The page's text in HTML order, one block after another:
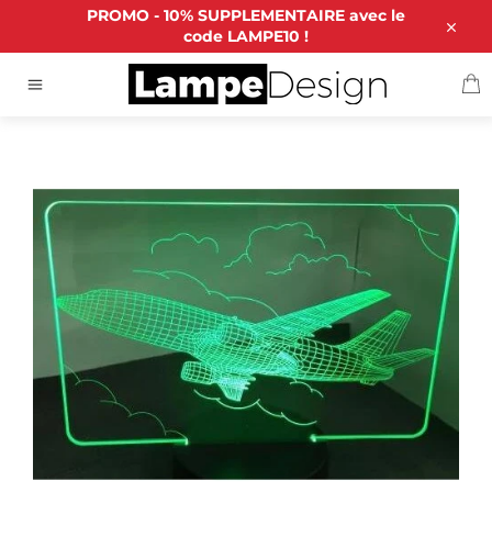
contenu
PROMO - 10% SUPPLEMENTAIRE avec le
code LAMPE10 !
ACCUEIL LAMPE 3D A380